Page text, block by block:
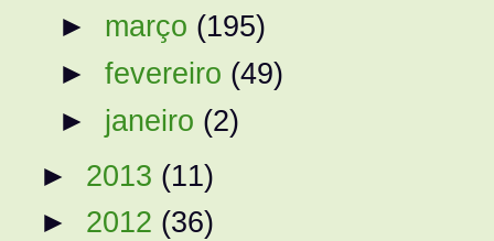
► março (195)
►fevereiro (49)
► janeiro (2)
► 2013 (11)
► 2012 (36)